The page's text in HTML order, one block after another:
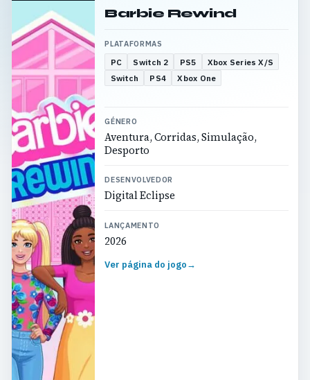
Barbie Rewind
PLATAFORMAS
PC Switch 2 PS5
Xbox Series X/S
Switch
PS4 Xbox One
GÉNERO
Aventura, Corridas, Simulação,
Desporto
DESENVOLVEDOR
Digital Eclipse
LANÇAMENTO
2026
Ver página do jogo→